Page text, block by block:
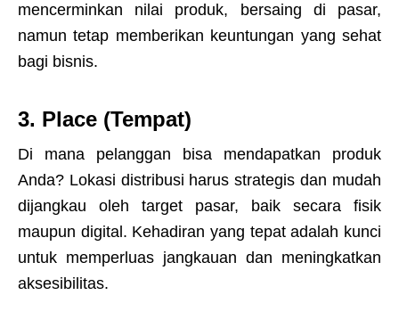
mencerminkan nilai produk, bersaing di pasar,
namun tetap memberikan keuntungan yang sehat
bagi bisnis.
3. Place (Tempat)
Di mana pelanggan bisa mendapatkan produk
Anda? Lokasi distribusi harus strategis dan mudah
dijangkau oleh target pasar, baik secara fisik
maupun digital. Kehadiran yang tepat adalah kunci
untuk memperluas jangkauan dan meningkatkan
aksesibilitas.